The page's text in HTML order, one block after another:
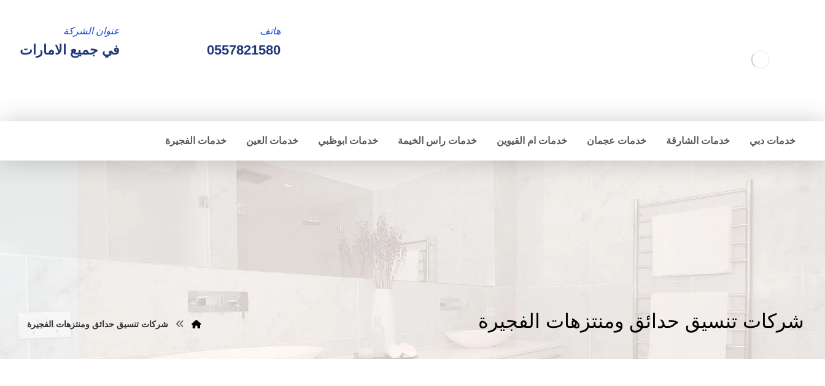
عنوان الشركة
في جميع الامارات
هاتف
0557821580
خدمات دبي خدمات الشارقة خدمات عجمان خدمات ام القيوين خدمات راس الخيمة خدمات ابوظبي خدمات العين خدمات الفجيرة
شركات تنسيق حدائق ومنتزهات الفجيرة شركات تنسيق حدائق ومنتزهات الفجيرة